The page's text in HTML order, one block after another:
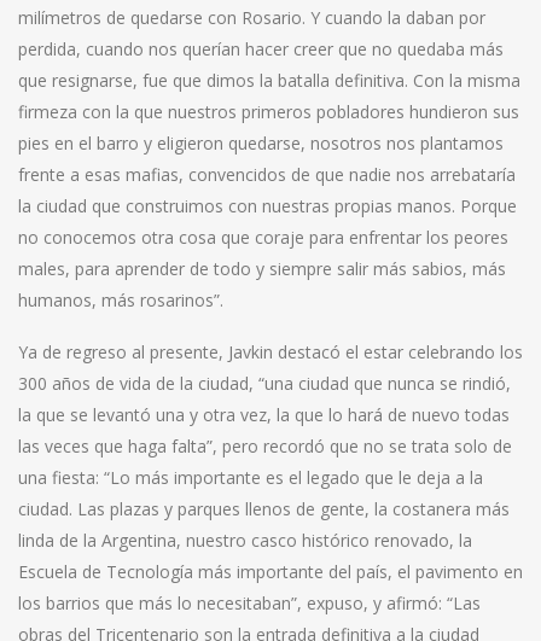
milímetros de quedarse con Rosario. Y cuando la daban por
perdida, cuando nos querían hacer creer que no quedaba más
que resignarse, fue que dimos la batalla definitiva. Con la misma
firmeza con la que nuestros primeros pobladores hundieron sus
pies en el barro y eligieron quedarse, nosotros nos plantamos
frente a esas mafias, convencidos de que nadie nos arrebataría
la ciudad que construimos con nuestras propias manos. Porque
no conocemos otra cosa que coraje para enfrentar los peores
males, para aprender de todo y siempre salir más sabios, más
humanos, más rosarinos”.
Ya de regreso al presente, Javkin destacó el estar celebrando los
300 años de vida de la ciudad, “una ciudad que nunca se rindió,
la que se levantó una y otra vez, la que lo hará de nuevo todas
las veces que haga falta”, pero recordó que no se trata solo de
una fiesta: “Lo más importante es el legado que le deja a la
ciudad. Las plazas y parques llenos de gente, la costanera más
linda de la Argentina, nuestro casco histórico renovado, la
Escuela de Tecnología más importante del país, el pavimento en
los barrios que más lo necesitaban”, expuso, y afirmó: “Las
obras del Tricentenario son la entrada definitiva a la ciudad